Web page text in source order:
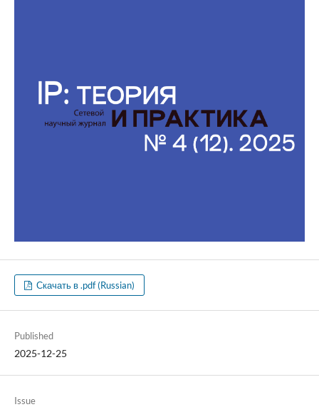
Скачать в .pdf (Russian)
Published
2025-12-25
Issue